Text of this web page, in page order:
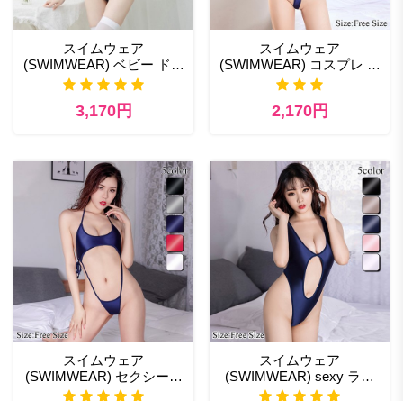
スイムウェア
(SWIMWEAR) ベビー ドー
ル エロ 通販
3,170円
スイムウェア
(SWIMWEAR) コスプレ セ
ックス
2,170円
スイムウェア
(SWIMWEAR) セクシーエ
ッチな下着
スイムウェア
(SWIMWEAR) sexy ラン
ジェリー